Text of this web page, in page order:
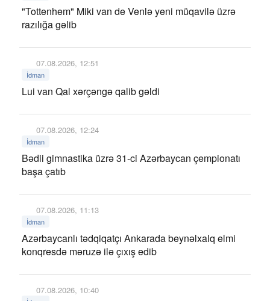
"Tottenhem" Miki van de Venlə yeni müqavilə üzrə
razılığa gəlib
07.08.2026, 12:51
İdman
Lui van Qal xərçəngə qalib gəldi
07.08.2026, 12:24
İdman
Bədii gimnastika üzrə 31-ci Azərbaycan çempionatı
başa çatıb
07.08.2026, 11:13
İdman
Azərbaycanlı tədqiqatçı Ankarada beynəlxalq elmi
konqresdə məruzə ilə çıxış edib
07.08.2026, 10:40